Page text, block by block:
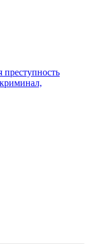
преступность
криминал,